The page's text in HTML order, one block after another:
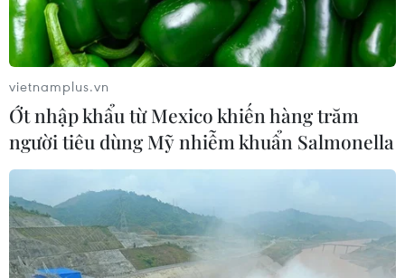
Tổng thống Nga thay đổi vị
trí các chỉ huy tại mặt trận Ukraine
05/08/2026 15:26
Đâm dao ở trung tâm London, một
nữ nghi phạm bị bắt giữ
05/08/2026 15:07
vietnamplus.vn
Ớt nhập khẩu từ Mexico khiến hàng trăm
người tiêu dùng Mỹ nhiễm khuẩn Salmonella